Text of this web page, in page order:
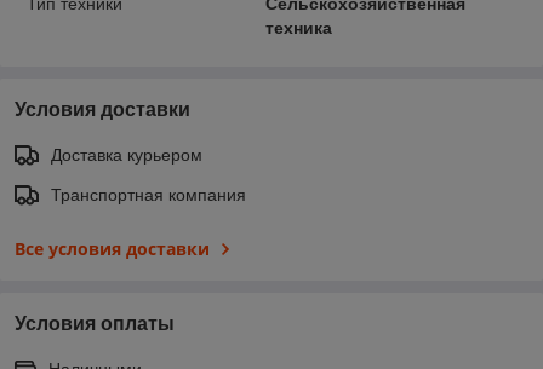
техника
Условия доставки
Доставка курьером
Транспортная компания
Все условия доставки
Условия оплаты